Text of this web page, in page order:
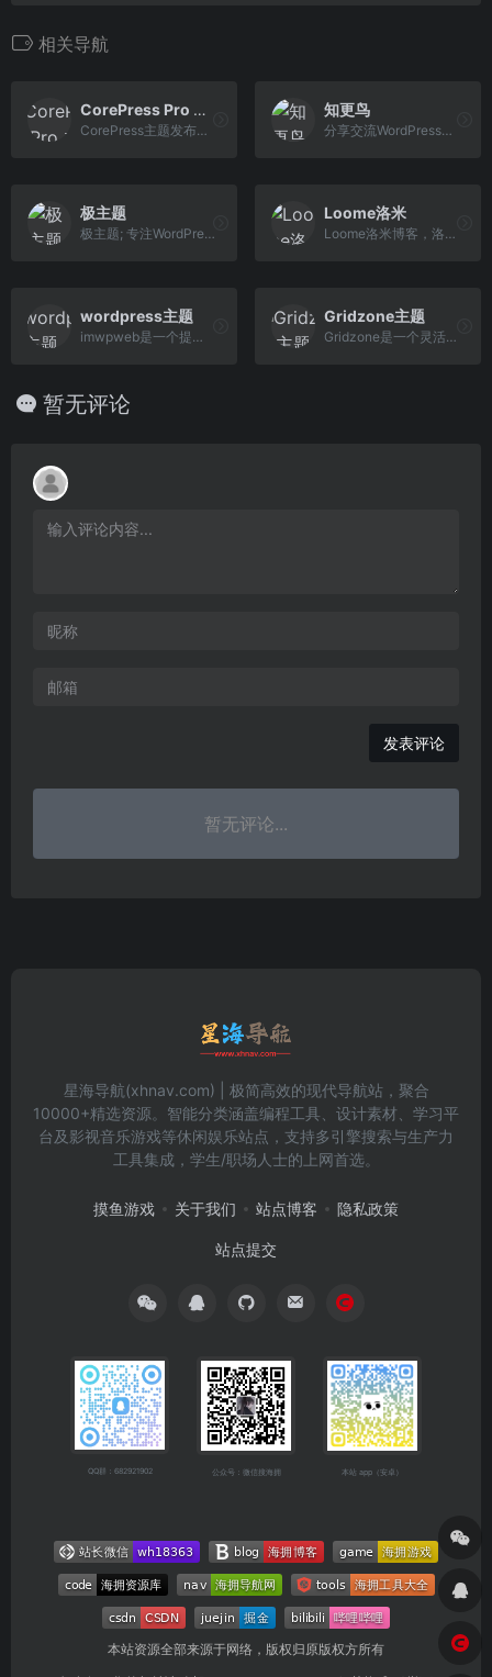
相关导航
CorePress Pro 主题
CorePress主题发布页面，CorePress是一款基于WordPress制作的一款主题，适合多站点，注重内容，界面清爽干净，功能强大。
知更鸟
分享交流WordPress经验与技巧，关注前端设计与网站制作，打造自己专属的WordPress主题，让你的博客与众不同！
极主题
极主题; 专注WordPress主题插件开发
Loome洛米
Loome洛米博客，洛米汉化分享国外优秀wordpress主题,wordpress插件,提供wordpress汉化主题,wordpress汉化插件,wordpress模板的免费下载,专注yootheme主题,widgetkit插件的使用与分享。
wordpress主题
imwpweb是一个提供wordpress主题，wordpress插件以及wordpress教程的站点。
Gridzone主题
Gridzone是一个灵活的投资组合主题，有很多选项。它针对所有设备进行了优化，并且可以与块一起使用。您可以选择浅色和深色主题，左侧或右侧的小部件侧边栏 – 或根本没有侧边栏。
暂无评论
发表评论
暂无评论...
星海导航(xhnav.com) | 极简高效的现代导航站，聚合
10000+精选资源。智能分类涵盖编程工具、设计素材、学习平
台及影视音乐游戏等休闲娱乐站点，支持多引擎搜索与生产力
工具集成，学生/职场人士的上网首选。
摸鱼游戏 关于我们 站点博客 隐私政策
站点提交
QQ群：682921902 公众号：微信搜海拥 本站 app（安卓）
本站资源全部来源于网络，版权归原版权方所有